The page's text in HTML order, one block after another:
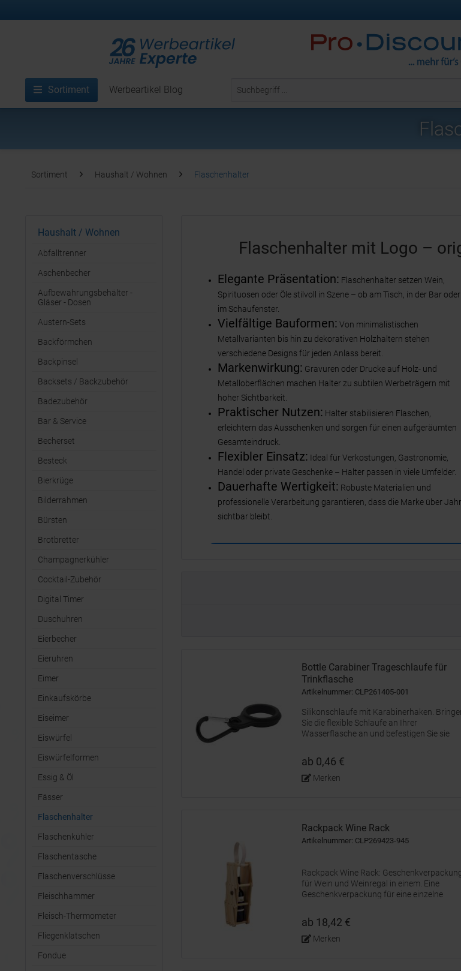
Sortiment Werbeartikel Blog
Sortiment Haushalt / Wohnen Flaschenhalter
Haushalt / Wohnen
Abfalltrenner
Aschenbecher
Aufbewahrungsbehälter -
Gläser - Dosen
Austern-Sets
Backförmchen
Backpinsel
Backsets / Backzubehör
Badezubehör
Bar & Service
Becherset
Besteck
Bierkrüge
Bilderrahmen
Bürsten
Brotbretter
Champagnerkühler
Cocktail-Zubehör
Digital Timer
Duschuhren
Eierbecher
Eieruhren
Eimer
Einkaufskörbe
Eiseimer
Eiswürfel
Eiswürfelformen
Essig & Öl
Fässer
Flaschenhalter
Flaschenkühler
Flaschentasche
Flaschenverschlüsse
Fleischhammer
Fleisch-Thermometer
Fliegenklatschen
Fondue
Flaschenhalter mit Logo –
Elegante Präsentation: Flaschenhalter setzen Wein,
Spirituosen oder Öle stilvoll in Szene – ob am Tisch, in der Bar oder
im Schaufenster.
Vielfältige Bauformen: Von minimalistischen
Metallvarianten bis hin zu dekorativen Holzhaltern stehen
verschiedene Designs für jeden Anlass bereit.
Markenwirkung: Gravuren oder Drucke auf Holz- und
Metalloberflächen machen Halter zu subtilen Werbeträgern mit
hoher Sichtbarkeit.
Praktischer Nutzen: Halter stabilisieren Flaschen,
erleichtern das Ausschenken und sorgen für einen aufgeräumten
Gesamteindruck.
Flexibler Einsatz: Ideal für Verkostungen, Gastronomie,
Handel oder private Geschenke – Halter passen in viele Umfelder.
Dauerhafte Wertigkeit: Robuste Materialien und
professionelle Verarbeitung garantieren, dass die Marke über
sichtbar bleibt.
Bottle Carabiner Trageschlaufe für
Trinkflasche
Artikelnummer: CLP261405-001
Silikonschlaufe mit Karabinerhaken.
Sie die flexible Schlaufe an Ihrer
Wasserflasche an und befestigen Sie sie
oder einer Sporttasche.
ab 0,46 €
Merken
Rackpack Wine Rack
Artikelnummer: CLP269423-945
Rackpack Wine Rack:
für Wein und Weinregal in einem. Eine
Geschenkverpackung für eine einzelne
aufklappen, erhalten Sie ein Weinregal, das
Platz für 6 Weinflaschen bietet. Mit...
ab 18,42 €
Merken